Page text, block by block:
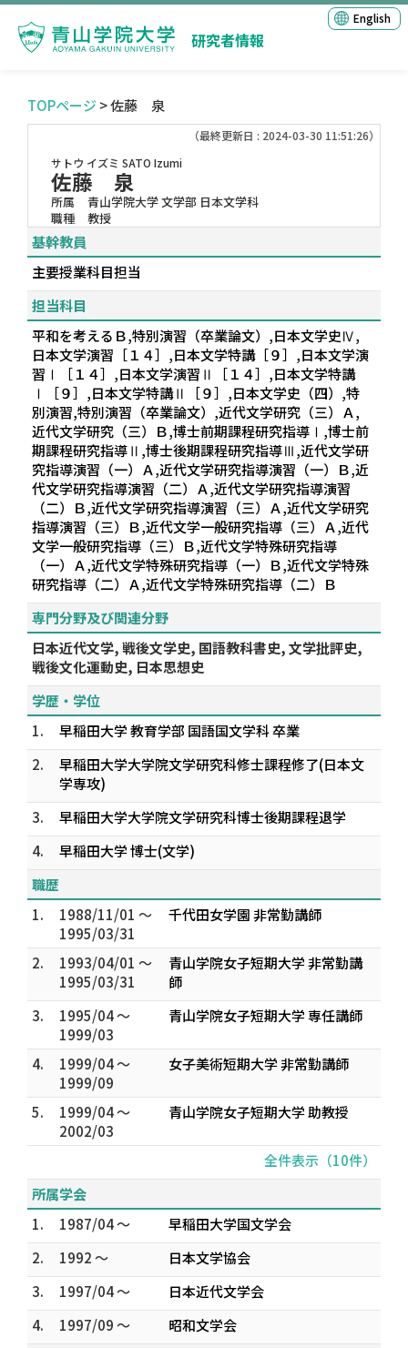
研究者情報
English
TOPページ > 佐藤 泉
（最終更新日 : 2024-03-30 11:51:26）
サトウ イズミ SATO Izumi
佐藤 泉
所属
青山学院大学 文学部 日本文学科
職種
教授
基幹教員
主要授業科目担当
担当科目
平和を考えるＢ,特別演習（卒業論文）,日本文学史Ⅳ,
日本文学演習［１４］,日本文学特講［９］,日本文学演
習Ⅰ［１４］,日本文学演習Ⅱ［１４］,日本文学特講
Ⅰ［９］,日本文学特講Ⅱ［９］,日本文学史（四）,特
別演習,特別演習（卒業論文）,近代文学研究（三）Ａ,
近代文学研究（三）Ｂ,博士前期課程研究指導Ⅰ,博士前
期課程研究指導Ⅱ,博士後期課程研究指導Ⅲ,近代文学研
究指導演習（一）Ａ,近代文学研究指導演習（一）Ｂ,近
代文学研究指導演習（二）Ａ,近代文学研究指導演習
（二）Ｂ,近代文学研究指導演習（三）Ａ,近代文学研究
指導演習（三）Ｂ,近代文学一般研究指導（三）Ａ,近代
文学一般研究指導（三）Ｂ,近代文学特殊研究指導
（一）Ａ,近代文学特殊研究指導（一）Ｂ,近代文学特殊
研究指導（二）Ａ,近代文学特殊研究指導（二）Ｂ
専門分野及び関連分野
日本近代文学, 戦後文学史, 国語教科書史, 文学批評史,
戦後文化運動史, 日本思想史
学歴・学位
1.
早稲田大学 教育学部 国語国文学科 卒業
2.
早稲田大学大学院文学研究科修士課程修了(日本文
学専攻)
3.
早稲田大学大学院文学研究科博士後期課程退学
4.
早稲田大学 博士(文学)
職歴
1.
1988/11/01 ～
1995/03/31
千代田女学園 非常勤講師
2.
1993/04/01 ～
1995/03/31
青山学院女子短期大学 非常勤講
師
3.
1995/04 ～
1999/03
青山学院女子短期大学 専任講師
4.
1999/04 ～
1999/09
女子美術短期大学 非常勤講師
5.
1999/04 ～
2002/03
青山学院女子短期大学 助教授
全件表示（10件）
所属学会
1.
1987/04 ～
早稲田大学国文学会
2.
1992 ～
日本文学協会
3.
1997/04 ～
日本近代文学会
4.
1997/09 ～
昭和文学会